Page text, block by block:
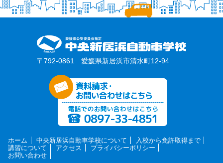
〒792-0861 愛媛県新居浜市清水町12-94
ホーム 中央新居浜自動車学校について
入校から免許取得まで
講習について
アクセス
プライバシーポリシー
お問い合わせ